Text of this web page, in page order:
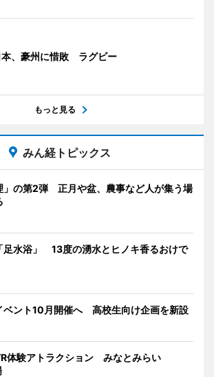
本、豪州に惜敗 ラグビー
もっと見る
みん経トピックス
」の第2弾 正月や盆、農事など人が集う場
足水浴」 13度の湧水とヒノキ香るおけで
ベント10月開催へ 高校生向け企画を新設
体験アトラクション みなとみらい